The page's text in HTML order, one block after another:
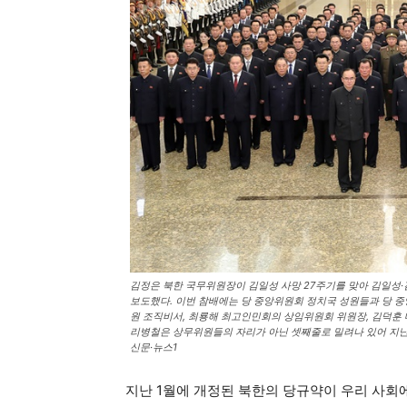
김정은 북한 국무위원장이 김일성 사망 27주기를 맞아 김일
보도했다. 이번 참배에는 당 중앙위원회 정치국 성원들과 당
원 조직비서, 최룡해 최고인민회의 상임위원회 위원장, 김덕
리병철은 상무위원들의 자리가 아닌 셋째줄로 밀려나 있어
신문·뉴스1
지난 1월에 개정된 북한의 당규약이 우리 사